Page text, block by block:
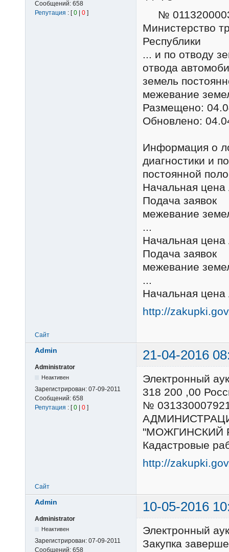
Сообщений: 658
Репутация : [0 | 0 ]
№
Министерство
Республики
... и по отводу
отвода
земель
межевание
Размещено:
Обновлено:
Информация о
диагностики и
постоянной
Начальная цена
Подача заявок
межевание
...
Начальная цена
Подача заявок
межевание
...
Начальная цена
http://
Сайт
Admin 21-04-2016
Administrator
Неактивен
Зарегистрирован: 07-09-2011
Сообщений: 658
Репутация : [0 0 ]
Электронный
318 200 ,00
№
"МОЖГИНСКИЙ
Кадастровые
http://
Сайт
Admin 10-05-2016
Administrator
Неактивен
Зарегистрирован: 07-09-2011
Сообщений: 658
Электронный
Закупка